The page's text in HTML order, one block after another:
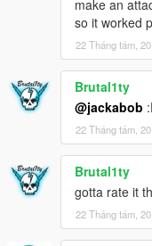
make an
so it worked
22 Tháng tám,
Brutal1ty
@jackabob
22 Tháng tám,
Brutal1ty
gotta rate it
22 Tháng tám,